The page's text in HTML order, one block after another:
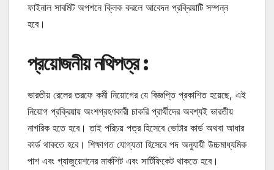
ফাইনাল সাবমিট অপশনে ক্লিক করলে আবেদন প্রক্রিয়াটি সম্পন্ন
হবে।
প্রয়োজনীয় নথিপত্র :
ভারতীয় রেলের তরফে কর্মী নিয়োগের যে বিজ্ঞপ্তি প্রকাশিত হয়েছে, এই
নিয়োগ প্রক্রিয়ায় অংশগ্রহণকারী চাকরি প্রার্থীদের অবশ্যই ভারতীয়
নাগরিক হতে হবে। তাই পরিচয় পত্র হিসেবে ভোটার কার্ড অথবা আধার
কার্ড থাকতে হবে। শিক্ষাগত যোগ্যতা হিসেবে পদ অনুযায়ী উচ্চমাধ্যমিক
পাশ এবং গ্যাজুয়েশনের মার্কশিট এবং সার্টিফিকেট থাকতে হবে।